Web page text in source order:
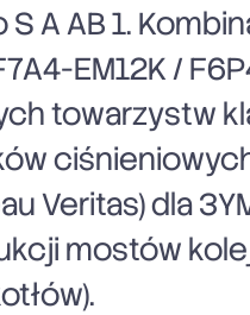
S A AB 1.
EM12K /
towarzystw
Veritas) dla
mostów